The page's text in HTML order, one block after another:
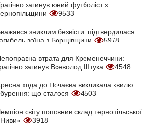
загинув юний футболіст з
9533
зниклим безвісти: підтвердилася
воїна з Борщівщини
5978
втрата для Кременеччини:
загинув Всеволод Штука
4548
хода до Почаєва викликала хвилю
що сталося
4503
світу поповнив склад тернопільської
3918